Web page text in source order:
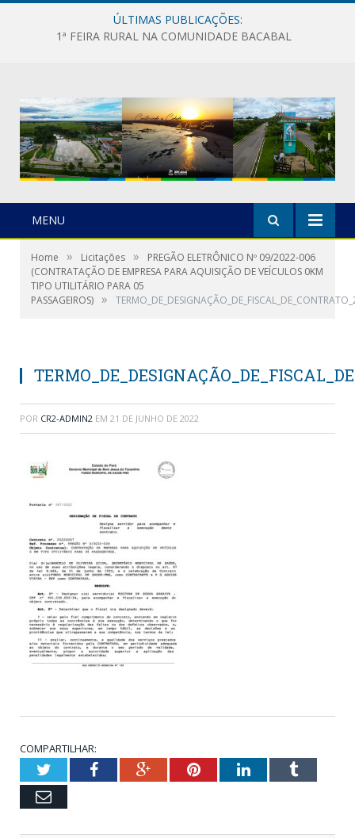
ÚLTIMAS PUBLICAÇÕES:
1ª FEIRA RURAL NA COMUNIDADE BACABAL
MENU
Home » Licitações »
PREGÃO ELETRÔNICO Nº 09/2022-006
(CONTRATAÇÃO DE EMPRESA PARA AQUISIÇÃO DE VEÍCULOS 0KM
TIPO UTILITÁRIO PARA 05
PASSAGEIROS) »
POR CR2-ADMIN2 EM 21 DE JUNHO DE 2022
COMPARTILHAR:
TwitterFacebookGoogle+PinterestLinkedInTumblr
Email